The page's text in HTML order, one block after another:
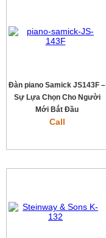
Đàn piano Samick JS143F –
Sự Lựa Chọn Cho Người
Mới Bắt Đầu
Call